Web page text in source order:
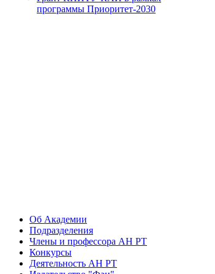
программы Приоритет-2030
Об Академии
Подразделения
Члены и профессора АН РТ
Конкурсы
Деятельность АН РТ